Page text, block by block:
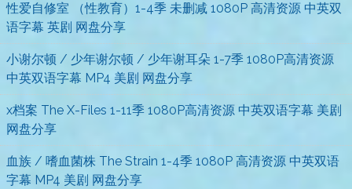
性爱自修室 （性教育）1-4季 未删减 1080P 高清资源 中英双
语字幕 英剧 网盘分享
小谢尔顿 / 少年谢尔顿 / 少年谢耳朵 1-7季 1080P高清资源
中英双语字幕 MP4 美剧 网盘分享
x档案 The X-Files 1-11季 1080P高清资源 中英双语字幕 美剧
网盘分享
血族 / 嗜血菌株 The Strain 1-4季 1080P 高清资源 中英双语
字幕 MP4 美剧 网盘分享